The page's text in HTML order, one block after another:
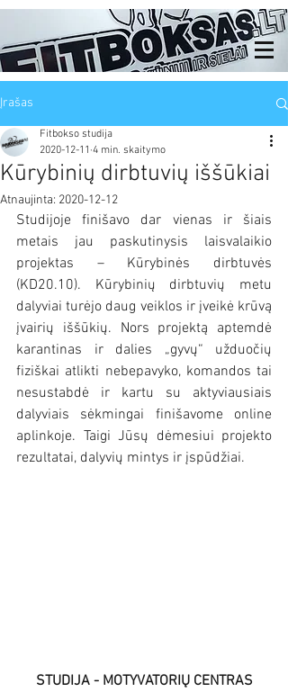
Įrašas
Kūrybinių dirbtuvių iššūkiai
Fitbokso studija
2020-12-11 4 min. skaitymo
Atnaujinta: 2020-12-12
Studijoje finišavo dar vienas ir šiais
metais jau paskutinysis laisvalaikio
projektas – Kūrybinės dirbtuvės
(KD20.10). Kūrybinių dirbtuvių metu
dalyviai turėjo daug veiklos ir įveikė krūvą
įvairių iššūkių. Nors projektą aptemdė
karantinas ir dalies „gyvų“ užduočių
fiziškai atlikti nebepavyko, komandos tai
nesustabdė ir kartu su aktyviausiais
dalyviais sėkmingai finišavome online
aplinkoje. Taigi Jūsų dėmesiui projekto
rezultatai, dalyvių mintys ir įspūdžiai.
STUDIJA - MOTYVATORIŲ CENTRAS